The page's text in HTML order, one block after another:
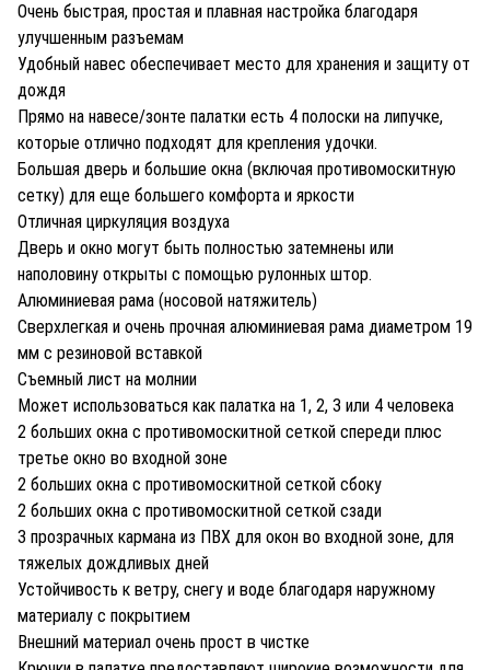
Очень быстрая, простая и плавная настройка благодаря
улучшенным разъемам
Удобный навес обеспечивает место для хранения и защиту от
дождя
Прямо на навесе/зонте палатки есть 4 полоски на липучке,
которые отлично подходят для крепления удочки.
Большая дверь и большие окна (включая противомоскитную
сетку) для еще большего комфорта и яркости
Отличная циркуляция воздуха
Дверь и окно могут быть полностью затемнены или
наполовину открыты с помощью рулонных штор.
Алюминиевая рама (носовой натяжитель)
Сверхлегкая и очень прочная алюминиевая рама диаметром 19
мм с резиновой вставкой
Съемный лист на молнии
Может использоваться как палатка на 1, 2, 3 или 4 человека
2 больших окна с противомоскитной сеткой спереди плюс
третье окно во входной зоне
2 больших окна с противомоскитной сеткой сбоку
2 больших окна с противомоскитной сеткой сзади
3 прозрачных кармана из ПВХ для окон во входной зоне, для
тяжелых дождливых дней
Устойчивость к ветру, снегу и воде благодаря наружному
материалу с покрытием
Внешний материал очень прост в чистке